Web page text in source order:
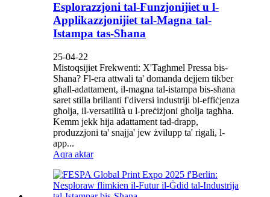
Esplorazzjoni tal-Funzjonijiet u l-
Applikazzjonijiet tal-Magna tal-
Istampa tas-Sħana
25-04-22
Mistoqsijiet Frekwenti: X'Tagħmel Pressa bis-
Sħana? Fl-era attwali ta' domanda dejjem tikber
għall-adattament, il-magna tal-istampa bis-sħana
saret stilla brillanti f'diversi industriji bl-effiċjenza
għolja, il-versatilità u l-preċiżjoni għolja tagħha.
Kemm jekk hija adattament tad-drapp,
produzzjoni ta' snajja' jew żvilupp ta' rigali, l-
app...
Aqra aktar